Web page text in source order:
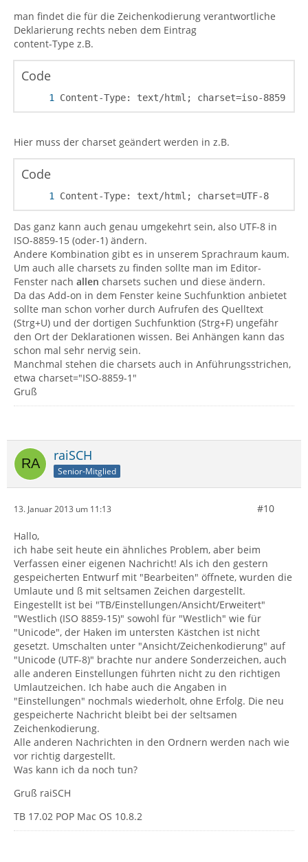
man findet die für die Zeichenkodierung verantwortliche
Deklarierung rechts neben dem Eintrag
content-Type z.B.
Code
Content-Type: text/html; charset=iso-8859-1
Hier muss der charset geändert werden in z.B.
Code
Content-Type: text/html; charset=UTF-8
Das ganz kann auch genau umgekehrt sein, also UTF-8 in
ISO-8859-15 (oder-1) ändern.
Andere Kombination gibt es in unserem Sprachraum kaum.
Um auch alle charsets zu finden sollte man im Editor-
Fenster nach allen charsets suchen und diese ändern.
Da das Add-on in dem Fenster keine Suchfunktion anbietet
sollte man schon vorher durch Aufrufen des Quelltext
(Strg+U) und der dortigen Suchfunktion (Strg+F) ungefähr
den Ort der Deklarationen wissen. Bei Anhängen kann das
schon mal sehr nervig sein.
Manchmal stehen die charsets auch in Anführungsstrichen,
etwa charset="ISO-8859-1"
Gruß
raiSCH
Senior-Mitglied
13. Januar 2013 um 11:13 #10
Hallo,
ich habe seit heute ein ähnliches Problem, aber beim
Verfassen einer eigenen Nachricht! Als ich den gestern
gespeicherten Entwurf mit "Bearbeiten" öffnete, wurden die
Umlaute und ß mit seltsamen Zeichen dargestellt.
Eingestellt ist bei "TB/Einstellungen/Ansicht/Erweitert"
"Westlich (ISO 8859-15)" sowohl für "Westlich" wie für
"Unicode", der Haken im untersten Kästchen ist nicht
gesetzt. Umschalten unter "Ansicht/Zeichenkodierung" auf
"Unicode (UTF-8)" brachte nur andere Sonderzeichen, auch
alle anderen Einstellungen führten nicht zu den richtigen
Umlautzeichen. Ich habe auch die Angaben in
"Einstellungen" nochmals wiederholt, ohne Erfolg. Die neu
gespeicherte Nachricht bleibt bei der seltsamen
Zeichenkodierung.
Alle anderen Nachrichten in den Ordnern werden nach wie
vor richtig dargestellt.
Was kann ich da noch tun?
Gruß raiSCH
TB 17.02 POP Mac OS 10.8.2